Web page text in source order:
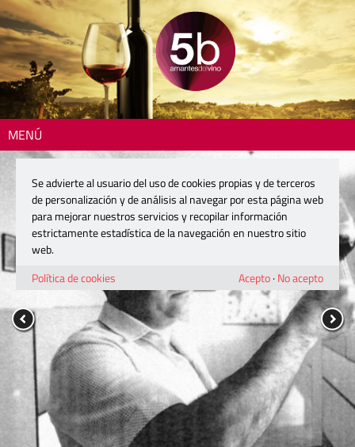
MENÚ
Se advierte al usuario del uso de cookies propias y de terceros
de personalización y de análisis al navegar por esta página web
para mejorar nuestros servicios y recopilar información
estrictamente estadística de la navegación en nuestro sitio
web.
Política de cookies
Acepto· No acepto